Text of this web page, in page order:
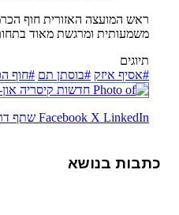
ראש המועצה האזורית חוף
משמעותית ומרגשת מאוד
תיוגים
#אסיף איזק #בוסתן תם #חוף
Facebook X LinkedIn שתף
כתבות בנושא